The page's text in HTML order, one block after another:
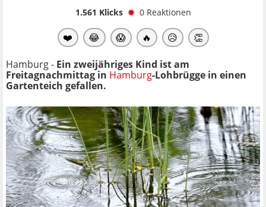
1.561 Klicks 0 Reaktionen
❤️ 😂 😱 🔥 😥 👏
Hamburg - Ein zweijähriges Kind ist am
Freitagnachmittag in Hamburg-Lohbrügge in einen
Gartenteich gefallen.